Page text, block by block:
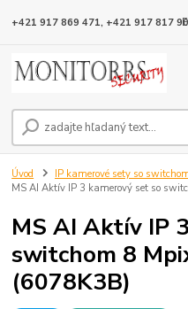
+421 917 869 471, +421 917 817
Úvod IP kamerové sety so
MS AI Aktív IP 3 kamerový set so
MS AI Aktív IP
switchom 8
(6078K3B)